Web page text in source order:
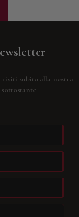
subito alla nostra